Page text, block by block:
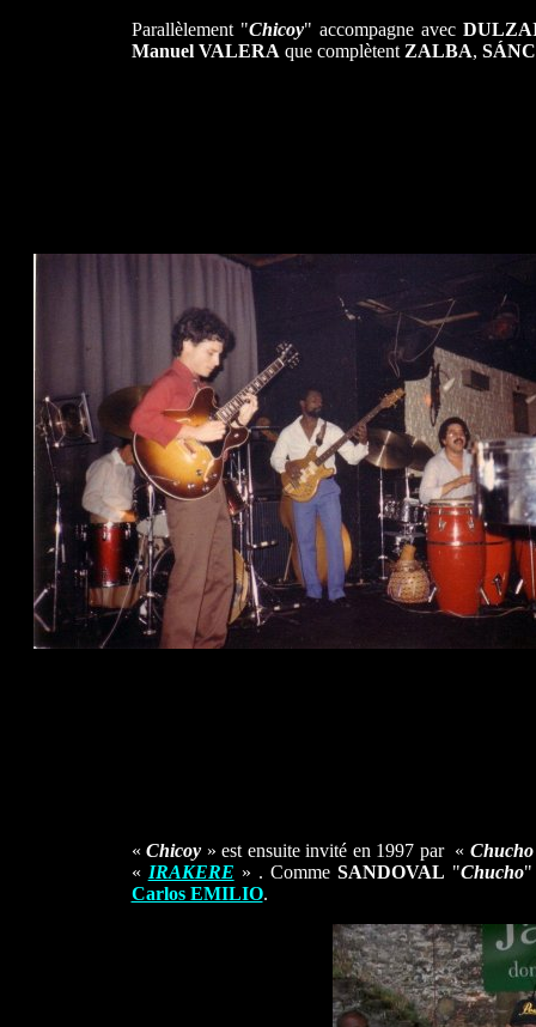
Parallèlement "Chicoy" accompagne avec
Manuel VALERA que complètent ZALBA,
«Chicoy » est ensuite invité en 1997 par « Chucho
« IRAKERE » . CommeSANDOVAL "Chucho"
Carlos EMILIO.